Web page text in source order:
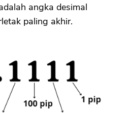
angka desimal
paling akhir.